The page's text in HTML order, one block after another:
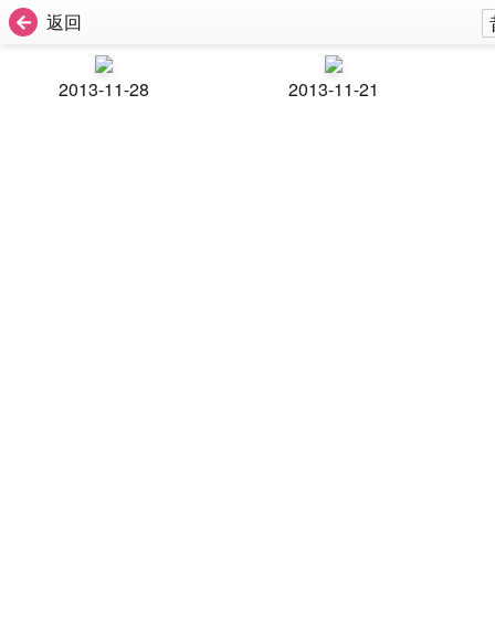
返回
2013-11-28 2013-11-21